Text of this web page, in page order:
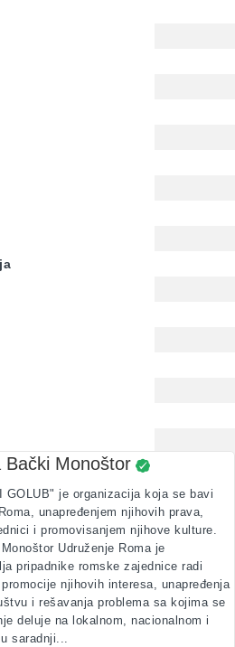
Bački Monoštor
GOLUB" je organizacija koja se bavi
unapređenjem njihovih prava,
i promovisanjem njihove kulture.
Udruženje Roma je
pripadnike romske zajednice radi
njihovih interesa, unapređenja
i rešavanja problema sa kojima se
deluje na lokalnom, nacionalnom i
saradnji...